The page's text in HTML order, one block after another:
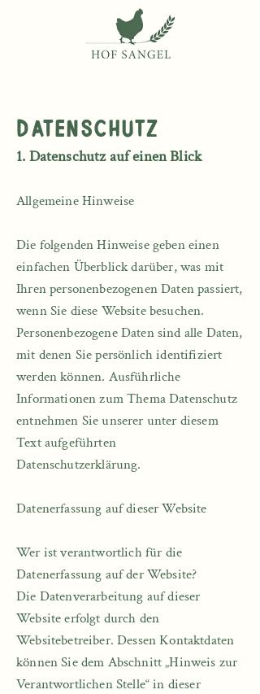
Datenschutz
1. Datenschutz auf einen Blick
Allgemeine Hinweise​​
Die folgenden Hinweise geben einen
einfachen Überblick darüber, was mit
Ihren personenbezogenen Daten passiert,
wenn Sie diese Website besuchen.
Personenbezogene Daten sind alle Daten,
mit denen Sie persönlich identifiziert
werden können. Ausführliche
Informationen zum Thema Datenschutz
entnehmen Sie unserer unter diesem
Text aufgeführten
Datenschutzerklärung.
Datenerfassung auf dieser Website​​
Wer ist verantwortlich für die
Datenerfassung auf der Website?​
Die Datenverarbeitung auf dieser
Website erfolgt durch den
Websitebetreiber. Dessen Kontaktdaten
können Sie dem Abschnitt „Hinweis zur
Verantwortlichen Stelle“ in dieser